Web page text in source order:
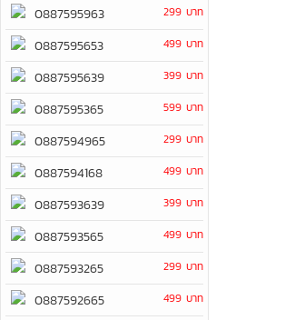
0887595963 299 บาท
0887595653 499 บาท
0887595639 399 บาท
0887595365 599 บาท
0887594965 299 บาท
0887594168 499 บาท
0887593639 399 บาท
0887593565 499 บาท
0887593265 299 บาท
0887592665 499 บาท